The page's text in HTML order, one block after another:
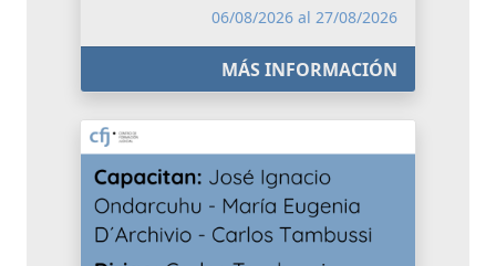
06/08/2026 al 27/08/2026
MÁS INFORMACIÓN